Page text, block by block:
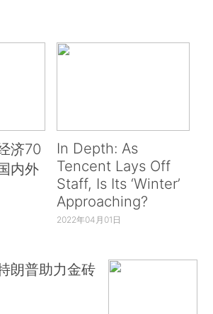
济70
内外
In Depth: As
Tencent Lays Off
Staff, Is Its ‘Winter’
Approaching?
2022年04月01日
朗普助力金砖